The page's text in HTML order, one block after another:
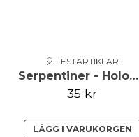
🎈 FESTARTIKLAR
Serpentiner - Holographic - Silver**
35 kr
LÄGG I VARUKORGEN